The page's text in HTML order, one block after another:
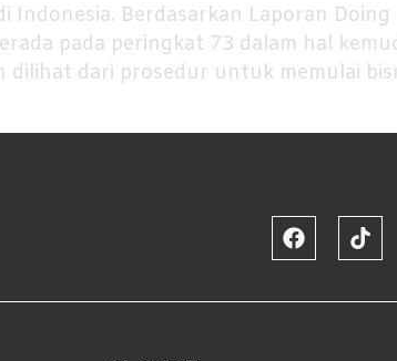
Berdasarkan Laporan Doing
pada peringkat 73 dalam hal
dari prosedur untuk memulai